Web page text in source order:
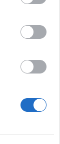
la
añadido
son
añadido.
directas y a
deportivo
deportivos y
el pago de